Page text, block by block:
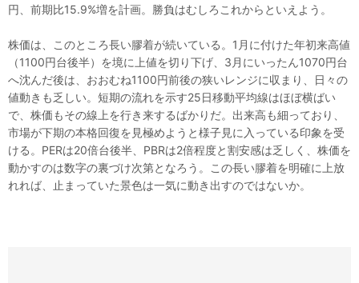
円、前期比15.9%増を計画。勝負はむしろこれからといえよう。
株価は、このところ長い膠着が続いている。1月に付けた年初来高値
（1100円台後半）を境に上値を切り下げ、3月にいったん1070円台
へ沈んだ後は、おおむね1100円前後の狭いレンジに収まり、日々の
値動きも乏しい。短期の流れを示す25日移動平均線はほぼ横ばい
で、株価もその線上を行き来するばかりだ。出来高も細っており、
市場が下期の本格回復を見極めようと様子見に入っている印象を受
ける。PERは20倍台後半、PBRは2倍程度と割安感は乏しく、株価を
動かすのは数字の裏づけ次第となろう。この長い膠着を明確に上放
れれば、止まっていた景色は一気に動き出すのではないか。